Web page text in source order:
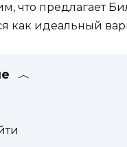
что предлагает
как идеальный